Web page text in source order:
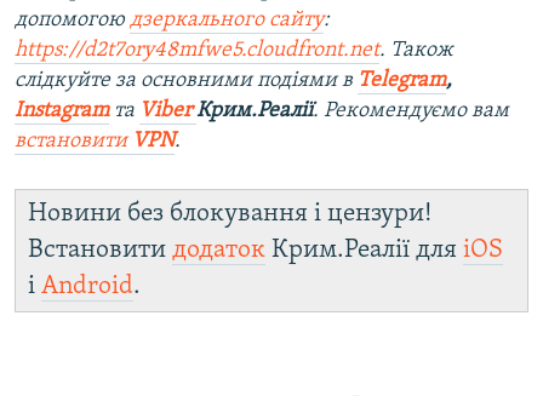
u
s
s
l
i
e
i
d
e
допомогою дзеркального сайту:
https://d2t7ory48mfwe5.cloudfront.net. Також
слідкуйте за основними подіями в Telegram,
Instagramта ViberКрим.Реалії. Рекомендуємо вам
встановити VPN.
Новини без блокування і цензури!
Встановити додаток Крим.Реалії для iOS
і Android.